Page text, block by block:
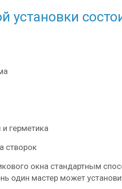
установки
герметика
створок
окна стандартным
один мастер может